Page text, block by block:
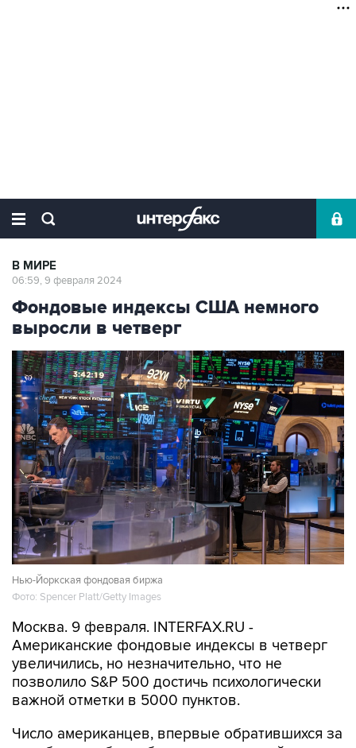
В МИРЕ
06:59, 9 февраля 2024
Фондовые индексы США немного
выросли в четверг
Нью-Йоркская фондовая биржа
Фото: Spencer Platt/Getty Images
Москва. 9 февраля. INTERFAX.RU -
Американские фондовые индексы в четверг
увеличились, но незначительно, что не
позволило S&P 500 достичь психологически
важной отметки в 5000 пунктов.
Число американцев, впервые обратившихся за